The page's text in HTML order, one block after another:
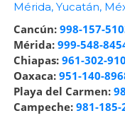
Mérida, Yucatán,
Cancún: 998-157-
Mérida: 999-548-
Chiapas: 961-302-
Oaxaca: 951-140-
Playa del Carmen:
Campeche: 981-185-